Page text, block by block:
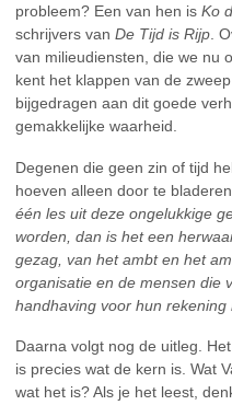
probleem? Een van hen is Ko
schrijvers van De Tijd is Rijp .
van milieudiensten, die we nu
kent het klappen van de
bijgedragen aan dit goede
gemakkelijke waarheid.
Degenen die geen zin of tijd
hoeven alleen door te
één les uit deze ongelukkige
worden, dan is het een
gezag, van het ambt en het
organisatie en de mensen die
handhaving voor hun rekening
Daarna volgt nog de uitleg.
is precies wat de kern is. Wat
wat het is? Als je het leest,